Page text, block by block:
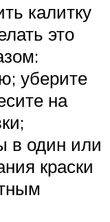
калитку
это
уберите
на
в один или
краски